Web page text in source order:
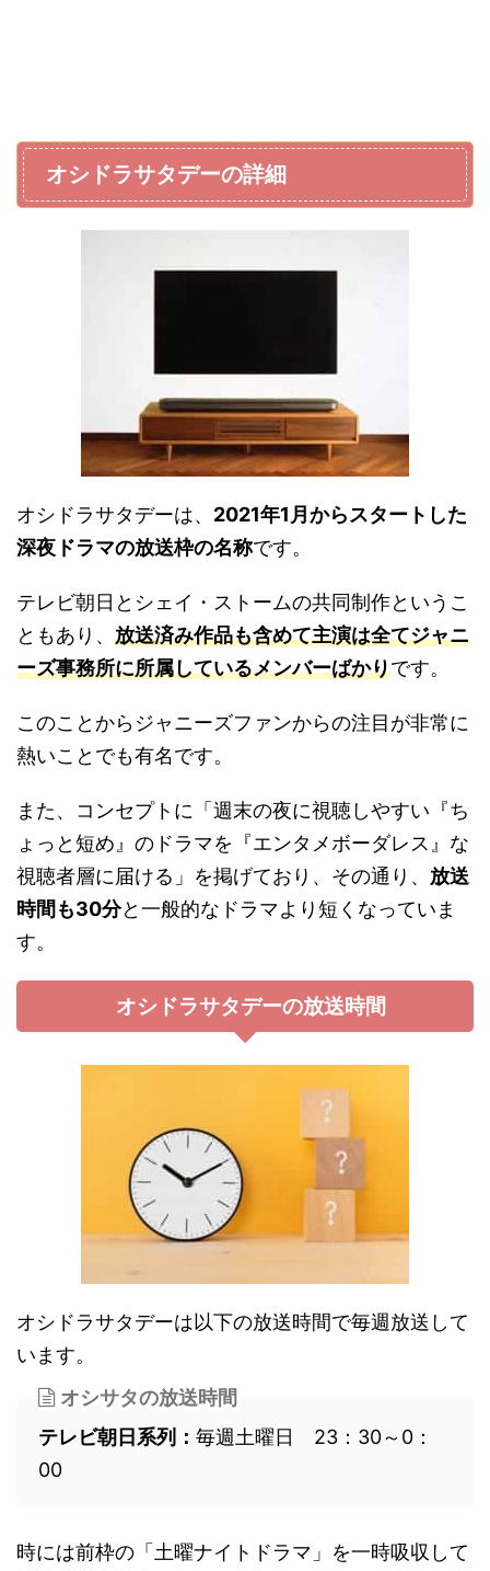
オシドラサタデーの詳細
オシドラサタデーは、 2021年1月からスタートした
深夜ドラマの放送枠の名称です。
テレビ朝日とシェイ・ストームの共同制作というこ
ともあり、 放送済み作品も含めて主演は全てジャニ
ーズ事務所に所属しているメンバーばかりです。
このことからジャニーズファンからの注目が非常に
熱いことでも有名です。
また、コンセプトに「週末の夜に視聴しやすい『ち
ょっと短め』のドラマを『エンタメボーダレス』な
視聴者層に届ける」を掲げており、その通り、 放送
時間も30分と一般的なドラマより短くなっていま
す。
オシドラサタデーの放送時間
オシドラサタデーは以下の放送時間で毎週放送して
います。
オシサタの放送時間
テレビ朝日系列： 毎週土曜日 23：30～0：
00
時には前枠の「土曜ナイトドラマ」を一時吸収して